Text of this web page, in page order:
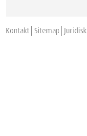
Kontakt Sitemap Juridisk